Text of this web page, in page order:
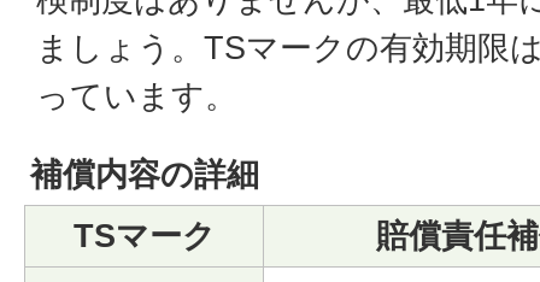
ましょう。TSマークの有効期限
っています。
補償内容の詳細
TSマーク
賠償責任